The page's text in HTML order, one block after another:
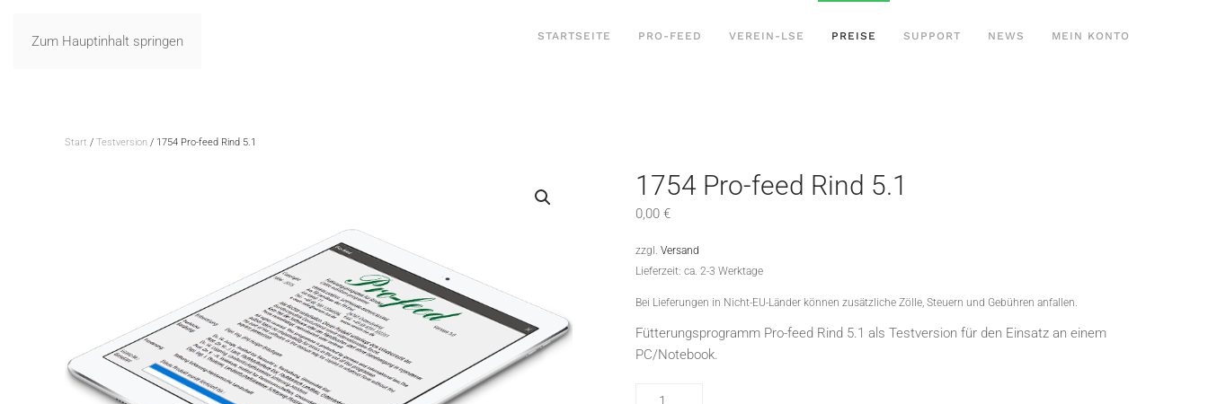
Zum Hauptinhalt springen STARTSEITE PRO-FEED VEREIN-LSE PREISE SUPPORT NEWS MEIN KONTO
Start / Testversion / 1754 Pro-feed Rind 5.1
1754 Pro-feed Rind 5.1
0,00 €
zzgl. Versand
Lieferzeit: ca. 2-3 Werktage
Bei Lieferungen in Nicht-EU-Länder können zusätzliche Zölle, Steuern und Gebühren anfallen.
Fütterungsprogramm Pro-feed Rind 5.1 als Testversion für den Einsatz an einem
PC/Notebook.
1754